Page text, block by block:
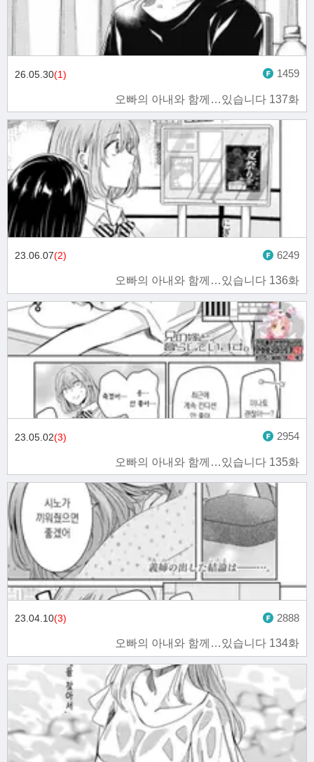
오빠의 아내와 함께…있습니다 137화
26.05.30(1) 1459
오빠의 아내와 함께…있습니다 136화
23.06.07(2) 6249
오빠의 아내와 함께…있습니다 135화
23.05.02(3) 2954
오빠의 아내와 함께…있습니다 134화
23.04.10(3) 2888